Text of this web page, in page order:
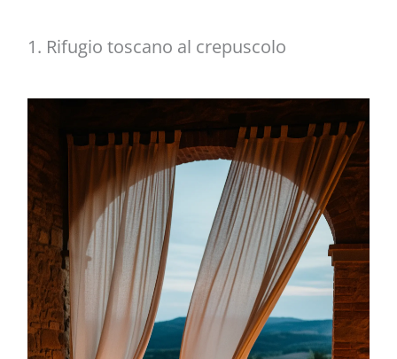
1. Rifugio toscano al crepuscolo